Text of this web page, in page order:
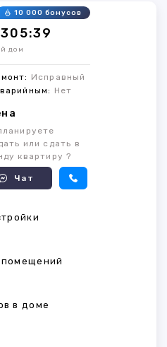
10 000 бонусов
дом
Исправный
Нет
или сдать в
квартиру ?
Чат
в доме